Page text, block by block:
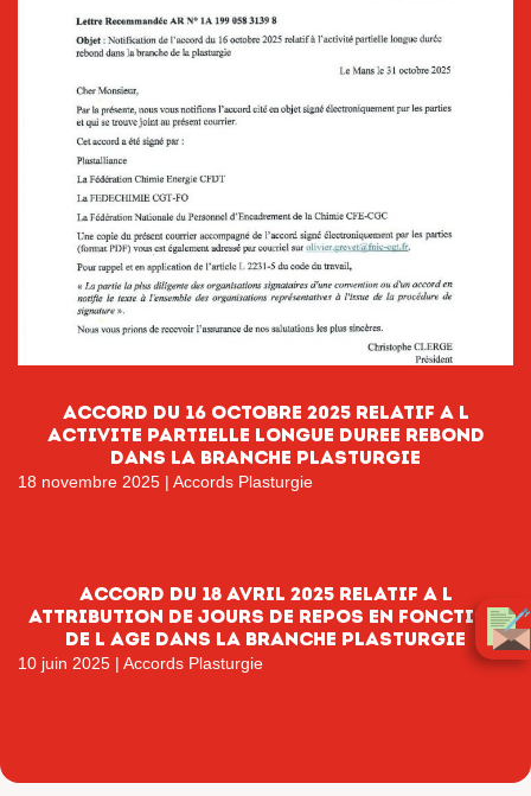
ACCORD DU 16 OCTOBRE 2025 RELATIF A L
ACTIVITE PARTIELLE LONGUE DUREE REBOND
DANS LA BRANCHE PLASTURGIE
18 novembre 2025 | Accords Plasturgie
ACCORD DU 18 AVRIL 2025 RELATIF A L
ATTRIBUTION DE JOURS DE REPOS EN FONCTION
DE L AGE DANS LA BRANCHE PLASTURGIE
10 juin 2025 | Accords Plasturgie